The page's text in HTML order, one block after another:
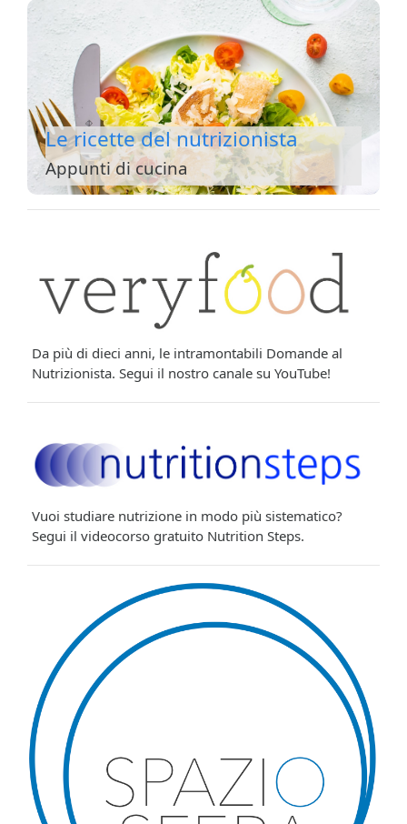
Le ricette del nutrizionista
Appunti di cucina
Da più di dieci anni, le intramontabili Domande al
Nutrizionista. Segui il nostro canale su YouTube!
Vuoi studiare nutrizione in modo più sistematico?
Segui il videocorso gratuito Nutrition Steps.